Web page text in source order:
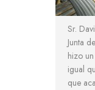
Sr.
Junta
hizo
igual
que